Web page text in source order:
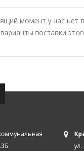
момент у нас нет
поставки